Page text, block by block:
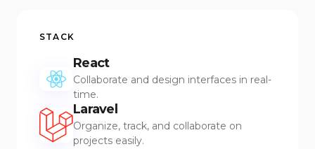
STACK
React
Collaborate and design interfaces in real-
time.
Laravel
Organize, track, and collaborate on
projects easily.